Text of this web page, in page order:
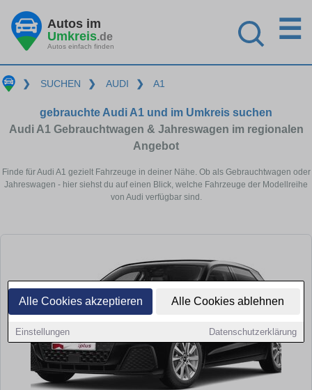
Alle Cookies akzeptieren Alle Cookies ablehnen
Einstellungen Datenschutzerklärung
Autos im
Umkreis.de
Autos einfach finden
☰
❯ SUCHEN ❯ AUDI ❯ A1
gebrauchte Audi A1 und im Umkreis suchen
Audi A1 Gebrauchtwagen & Jahreswagen im regionalen
Angebot
Finde für Audi A1 gezielt Fahrzeuge in deiner Nähe. Ob als Gebrauchtwagen oder
Jahreswagen - hier siehst du auf einen Blick, welche Fahrzeuge der Modellreihe
von Audi verfügbar sind.